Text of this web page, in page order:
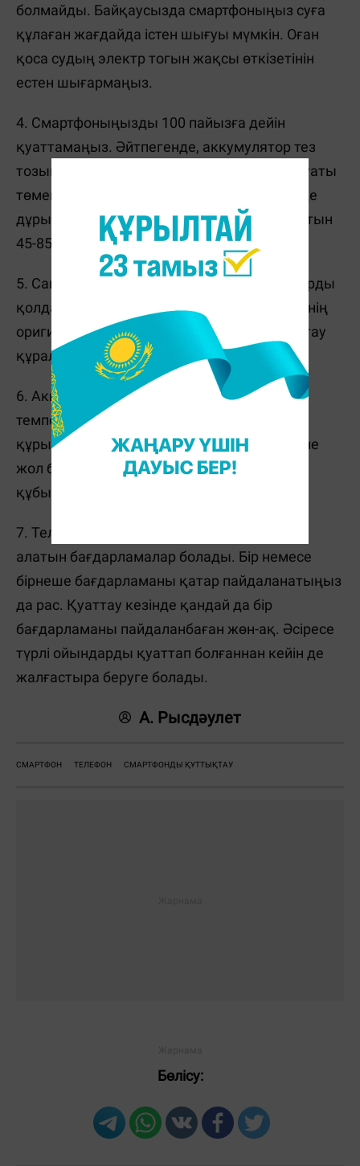
болмайды. Байқаусызда смартфоныңыз суға
құлаған жағдайда істен шығуы мүмкін. Оған
қоса судың электр тогын жақсы өткізетінін
естен шығармаңыз.
4. Смартфоныңызды 100 пайызға дейін
қуаттамаңыз. Әйтпегенде, аккумулятор тез
тозып, уақытына жетпей істен шығады. Қуаты
төмендеп, смартфоныңыздың өшуін күту де
дұрыс емес. Ең тиімдісі – аккумулятор қуатын
45-85 пайыз аралығында ұстау.
5. Сапасы нашар қуаттандырғыш құралдарды
қолданудан аулақ болыңыз. Мейлінше, өзінің
оригинал не танымал өндірушілердің қуаттау
құралын алған дұрыс.
6. Аккумулятордың басты жауы – жоғары
температура. Сондықтан мобильді
құрылғыларға күн сәулесінің тікелей түсуіне
жол бермеңіз, сонымен қатар жылу
құбырларының жанына қоймаңыз.
7. Телефонға көп күш түсіретін, көп қуатын
алатын бағдарламалар болады. Бір немесе
бірнеше бағдарламаны қатар пайдаланатыңыз
да рас. Қуаттау кезінде қандай да бір
бағдарламаны пайдаланбаған жөн-ақ. Әсіресе
түрлі ойындарды қуаттап болғаннан кейін де
жалғастыра беруге болады.
А. Рысдәулет
СМАРТФОН ТЕЛЕФОН СМАРТФОНДЫ ҚҰТТЫҚТАУ
Бөлісу: